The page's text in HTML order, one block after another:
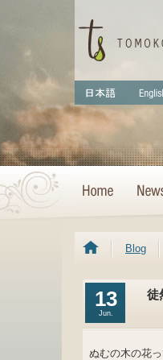
Blog
13
Jun.
徒
ぬむの木の花